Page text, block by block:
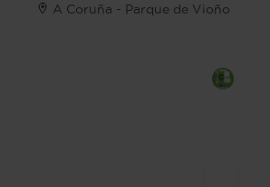
A Coruña - Parque de Vioño